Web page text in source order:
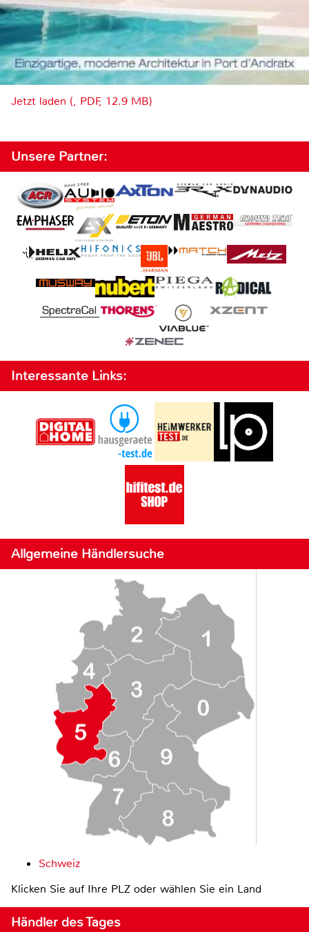
Jetzt laden (, PDF, 12.9 MB)
Unsere Partner:
Interessante Links:
Allgemeine Händlersuche
Schweiz
Klicken Sie auf Ihre PLZ oder wählen Sie ein Land
Händler des Tages